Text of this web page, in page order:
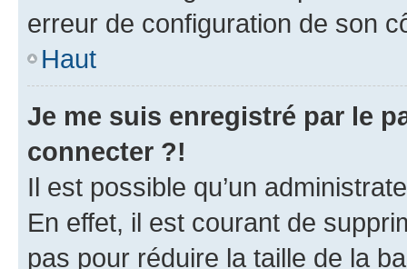
erreur de configuration de son
Haut
Je me suis enregistré par le
connecter ?!
Il est possible qu’un
En effet, il est courant de
pas pour réduire la taille de la